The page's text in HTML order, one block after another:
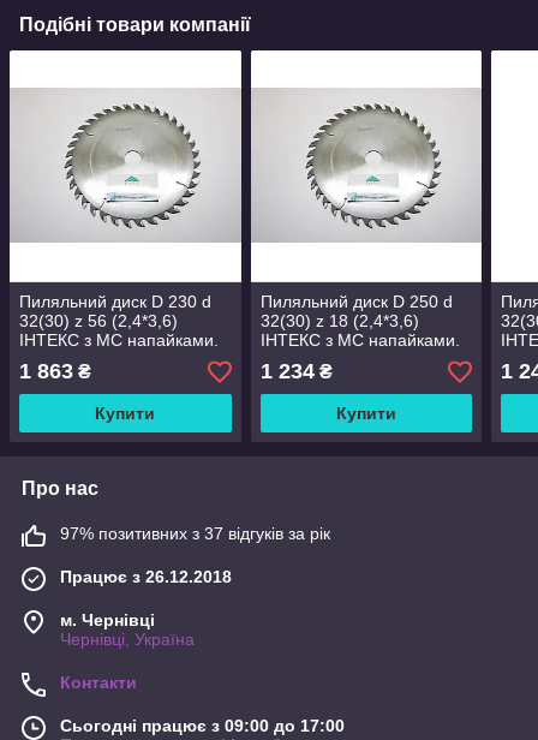
Подібні товари компанії
Пиляльний диск D 230 d
32(30) z 56 (2,4*3,6)
ІНТЕКС з МС напайками.
1 863 ₴
Купити
Пиляльний диск D 250 d
32(30) z 18 (2,4*3,6)
ІНТЕКС з МС напайками.
1 234₴
Купити
1
Про нас
97% позитивних з 37 відгуків за рік
Працює з 26.12.2018
м. Чернівці
Чернівці, Україна
Контакти
Сьогодні працює з 09:00 до 17:00